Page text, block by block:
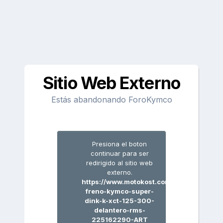
Sitio Web Externo
Estás abandonando ForoKymco
Presiona el boton
continuar para ser
redirigido al sitio web
externo.
https://www.motokost.com/disco-
freno-kymco-super-
dink-k-xct-125-300-
delantero-rms-
225162290-ART